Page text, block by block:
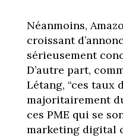
Néanmoins,
croissant
sérieusement
D’autre part,
Létang, “ces taux
majoritairement
ces PME qui se
marketing digital